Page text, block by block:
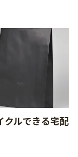
クルできる宅配